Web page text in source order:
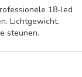
18-led
Lichtgewicht.
steunen.